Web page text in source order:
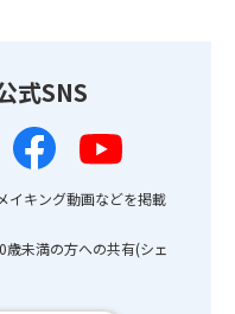
式SNS
イキング動画などを掲載
未満の方への共有(シェ